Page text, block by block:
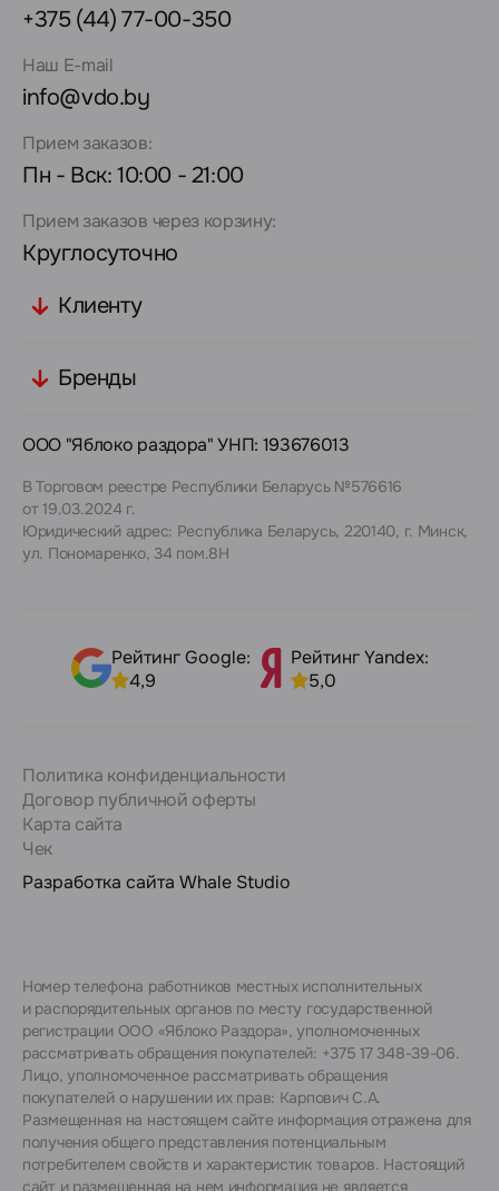
+375 (44) 77-00-350
Наш E-mail
info@vdo.by
Прием заказов:
Пн - Вск: 10:00 - 21:00
Прием заказов через корзину:
Круглосуточно
Клиенту
Бренды
ООО "Яблоко раздора" УНП: 193676013
В Торговом реестре Республики Беларусь №576616
от 19.03.2024 г.
Юридический адрес: Республика Беларусь, 220140, г. Минск,
ул. Пономаренко, 34 пом.8Н
Рейтинг Google:
4,9
Рейтинг Yandex:
5,0
Политика конфиденциальности
Договор публичной оферты
Карта сайта
Чек
Разработка сайта Whale Studio
Номер телефона работников местных исполнительных
и распорядительных органов по месту государственной
регистрации ООО «Яблоко Раздора», уполномоченных
рассматривать обращения покупателей: +375 17 348-39-06.
Лицо, уполномоченное рассматривать обращения
покупателей о нарушении их прав: Карпович С.А.
Размещенная на настоящем сайте информация отражена для
получения общего представления потенциальным
потребителем свойств и характеристик товаров. Настоящий
сайт и размещенная на нем информация не является